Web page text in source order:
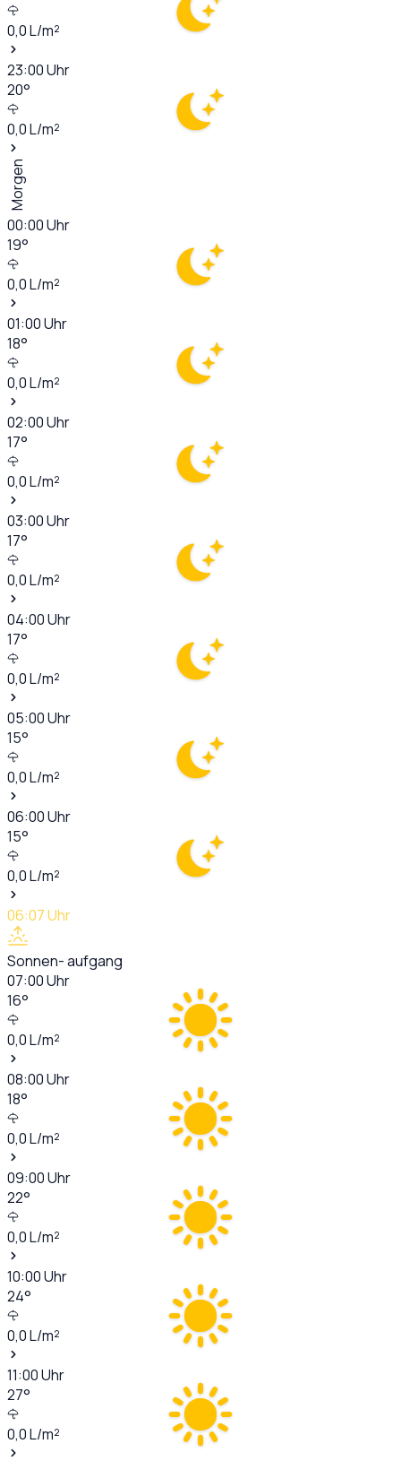
0,0L/m²
23:00Uhr
20°
0,0L/m²
Morgen
00:00Uhr
19°
0,0L/m²
01:00Uhr
18°
0,0L/m²
02:00Uhr
17°
0,0L/m²
03:00Uhr
17°
0,0L/m²
04:00Uhr
17°
0,0L/m²
05:00Uhr
15°
0,0L/m²
06:00Uhr
15°
0,0L/m²
06:07Uhr
Sonnen- aufgang
07:00Uhr
16°
0,0L/m²
08:00Uhr
18°
0,0L/m²
09:00Uhr
22°
0,0L/m²
10:00Uhr
24°
0,0L/m²
11:00Uhr
27°
0,0L/m²